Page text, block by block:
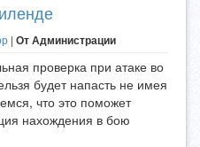
| От Администрации
проверка при атаке во
будет напасть не имея
что это поможет
нахождения в бою